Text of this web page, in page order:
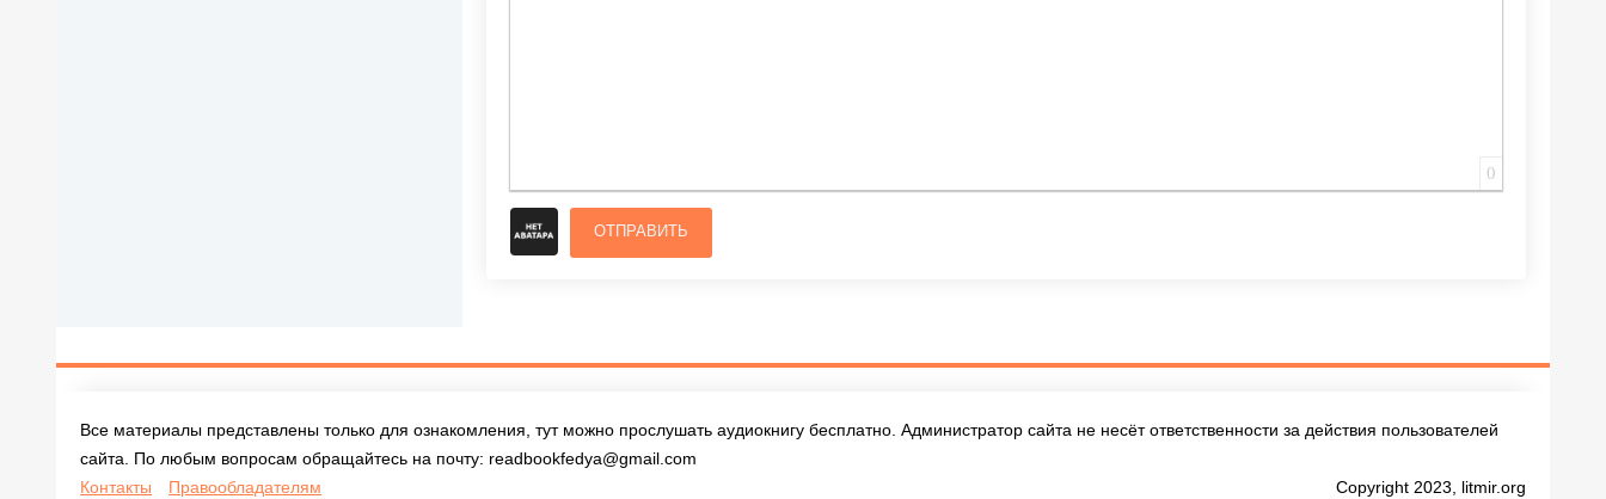
0
ОТПРАВИТЬ
Все материалы представлены только для ознакомления, тут можно прослушать аудиокнигу бесплатно. Администратор сайта не несёт ответственности за действия пользователей
сайта. По любым вопросам обращайтесь на почту: readbookfedya@gmail.com
Контакты
Правообладателям Copyright 2023, litmir.org